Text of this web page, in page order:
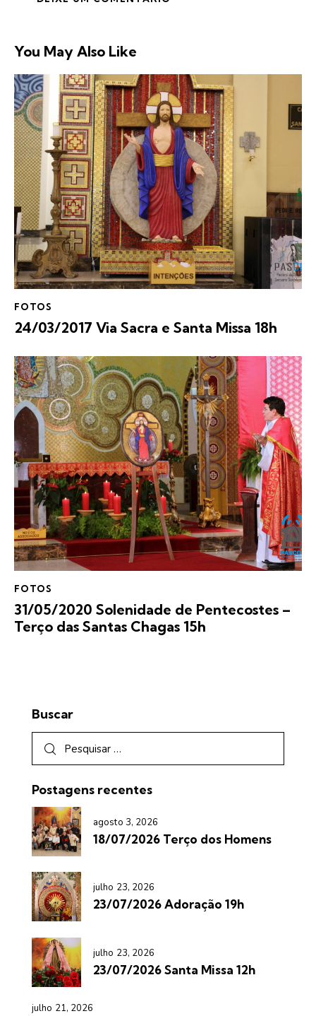
You May Also Like
FOTOS
24/03/2017 Via Sacra e Santa Missa 18h
FOTOS
31/05/2020 Solenidade de Pentecostes –
Terço das Santas Chagas 15h
Buscar
Postagens recentes
agosto 3, 2026
18/07/2026 Terço dos Homens
julho 23, 2026
23/07/2026 Adoração 19h
julho 23, 2026
23/07/2026 Santa Missa 12h
julho 21, 2026